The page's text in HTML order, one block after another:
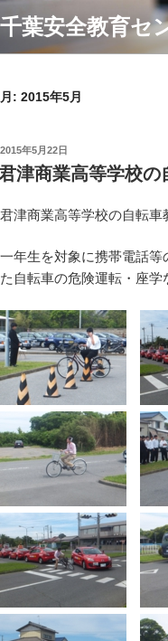
ン
テ
ツ
キ
ッ
千葉安全教育セ
月: 2015年5月
投
稿
日:
2015年5月22日
津商業高等学校の
君津商業高等学校の自転車
一年生を対象に携帯電話
た自転車の危険運転・座学